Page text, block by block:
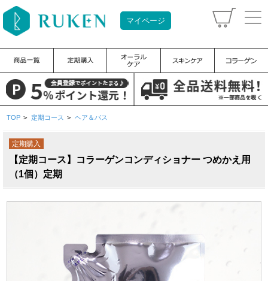
マイページ
TOP > 定期コース > ヘア＆バス
定期購入
【定期コース】コラーゲンコンディショナー つめかえ用
（1個）定期